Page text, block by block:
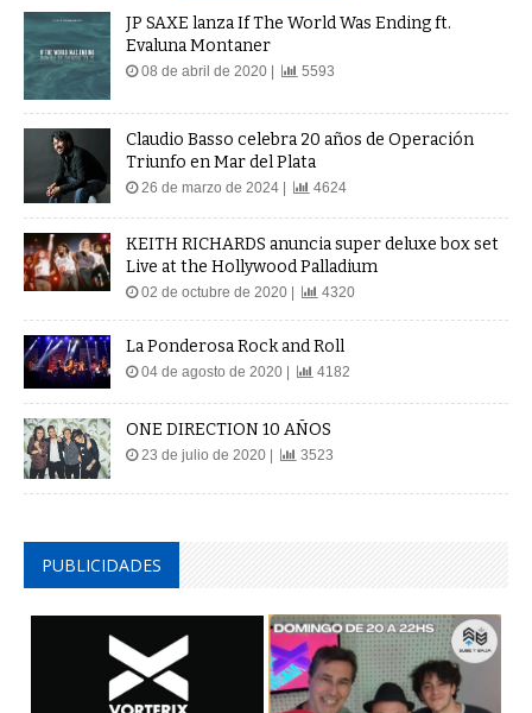
JP SAXE lanza If The World Was Ending ft.
Evaluna Montaner
08 de abril de 2020 | 5593
Claudio Basso celebra 20 años de Operación
Triunfo en Mar del Plata
26 de marzo de 2024 | 4624
KEITH RICHARDS anuncia super deluxe box set
Live at the Hollywood Palladium
02 de octubre de 2020 | 4320
La Ponderosa Rock and Roll
04 de agosto de 2020 | 4182
ONE DIRECTION 10 AÑOS
23 de julio de 2020 | 3523
PUBLICIDADES